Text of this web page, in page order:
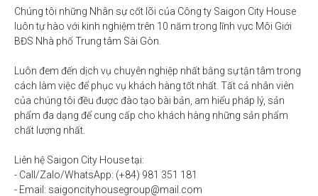
Chúng tôi những Nhân sự cốt lõi của Công ty Saigon City House
luôn tự hào với kinh nghiệm trên 10 năm trong lĩnh vực Môi Giới
BĐS Nhà phố Trung tâm Sài Gòn.
Luôn đem đến dịch vụ chuyên nghiệp nhất bằng sự tận tâm trong
cách làm việc để phục vụ khách hàng tốt nhất. Tất cả nhân viên
của chúng tôi đều được đào tạo bài bản, am hiểu pháp lý, sản
phẩm đa dạng để cung cấp cho khách hàng những sản phẩm
chất lượng nhất.
Liên hệ Saigon City House tại:
- Call/Zalo/WhatsApp: (+84) 981 351 181
- Email: saigoncityhousegroup@mail.com